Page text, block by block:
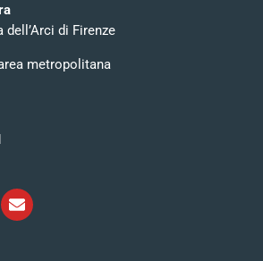
di Firenze
metropolitana